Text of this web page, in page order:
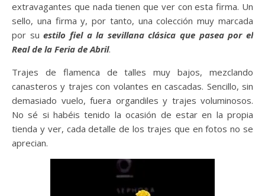
extravagantes que nada tienen que ver con esta firma. Un
sello, una firma y, por tanto, una colección muy marcada
por suestilo fiel a la sevillana clásica que pasea por el
Real de la Feria de Abril.
Trajes de flamenca de talles muy bajos, mezclando
canasteros y trajes con volantes en cascadas. Sencillo, sin
demasiado vuelo, fuera organdiles y trajes voluminosos.
No sé si habéis tenido la ocasión de estar en la propia
tienda y ver, cada detalle de los trajes que en fotos no se
aprecian.